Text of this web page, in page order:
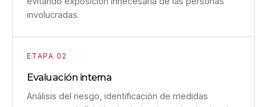
involucradas.
ETAPA 02
Evaluación interna
Análisis del riesgo, identificación de medidas